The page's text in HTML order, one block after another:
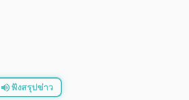
ฟังสรุปข่าว